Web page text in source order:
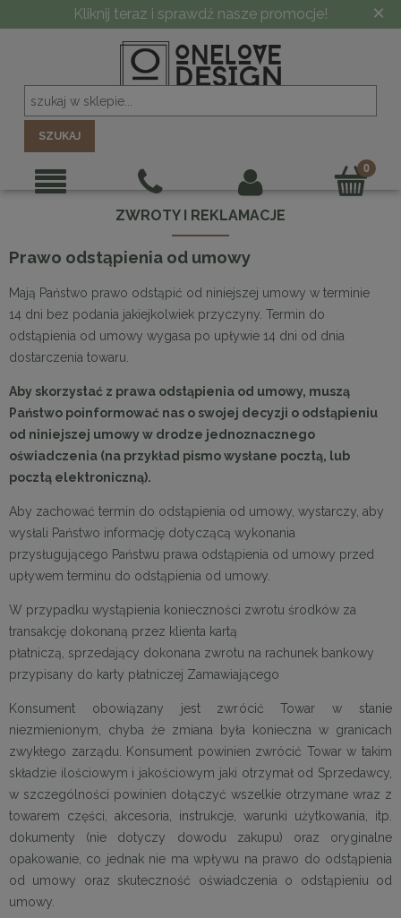
Kliknij teraz i sprawdź nasze promocje! ×
SZUKAJ
ZWROTY I REKLAMACJE
Prawo odstąpienia od umowy
Mają Państwo prawo odstąpić od niniejszej umowy w terminie
14 dni bez podania jakiejkolwiek przyczyny. Termin do
odstąpienia od umowy wygasa po upływie 14 dni od dnia
dostarczenia towaru.
Aby skorzystać z prawa odstąpienia od umowy, muszą
Państwo poinformować nas o swojej decyzji o odstąpieniu
od niniejszej umowy w drodze jednoznacznego
oświadczenia (na przykład pismo wysłane pocztą, lub
pocztą elektroniczną).
Aby zachować termin do odstąpienia od umowy, wystarczy, aby
wysłali Państwo informację dotyczącą wykonania
przysługującego Państwu prawa odstąpienia od umowy przed
upływem terminu do odstąpienia od umowy.
W przypadku wystąpienia konieczności zwrotu środków za
transakcję dokonaną przez klienta kartą
płatniczą, sprzedający dokonana zwrotu na rachunek bankowy
przypisany do karty płatniczej Zamawiającego
Konsument obowiązany jest zwrócić Towar w stanie
niezmienionym, chyba że zmiana była konieczna w granicach
zwykłego zarządu. Konsument powinien zwrócić Towar w takim
składzie ilościowym i jakościowym jaki otrzymał od Sprzedawcy,
w szczególności powinien dołączyć wszelkie otrzymane wraz z
towarem części, akcesoria, instrukcje, warunki użytkowania, itp.
dokumenty (nie dotyczy dowodu zakupu) oraz oryginalne
opakowanie, co jednak nie ma wpływu na prawo do odstąpienia
od umowy oraz skuteczność oświadczenia o odstąpieniu od
umowy.